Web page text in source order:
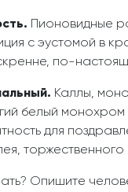
Пионовидные
с эустомой в
по-
Каллы,
белый монохром
для
торжественного
Опишите